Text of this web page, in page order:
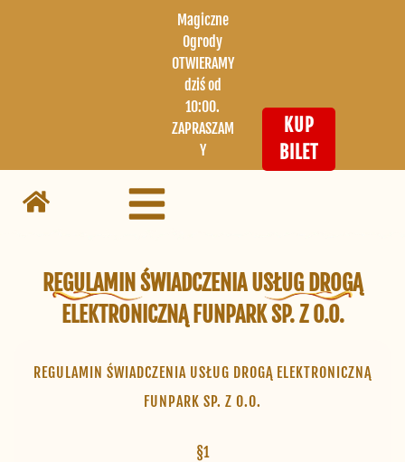
Magiczne
Ogrody
OTWIERAMY
dziś od
10:00.
ZAPRASZAM
Y
KUP
BILET
REGULAMIN ŚWIADCZENIA USŁUG DROGĄ
ELEKTRONICZNĄ FUNPARK SP. Z O.O.
REGULAMIN ŚWIADCZENIA USŁUG DROGĄ ELEKTRONICZNĄ
FUNPARK SP. Z O.O.
§1